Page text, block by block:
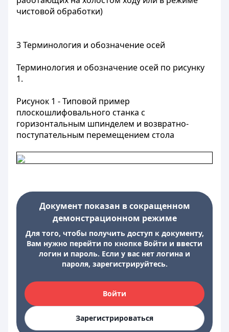
чистовой обработки)
3 Терминология и обозначение осей
Терминология и обозначение осей по рисунку
1.
Рисунок 1 - Типовой пример
плоскошлифовального станка с
горизонтальным шпинделем и возвратно-
поступательным перемещением стола
Документ показан в сокращенном
демонстрационном режиме
Для того, чтобы получить доступ к документу,
Вам нужно перейти по кнопке Войти и ввести
логин и пароль. Если у вас нет логина и
пароля, зарегистрируйтесь.
Войти
Зарегистрироваться